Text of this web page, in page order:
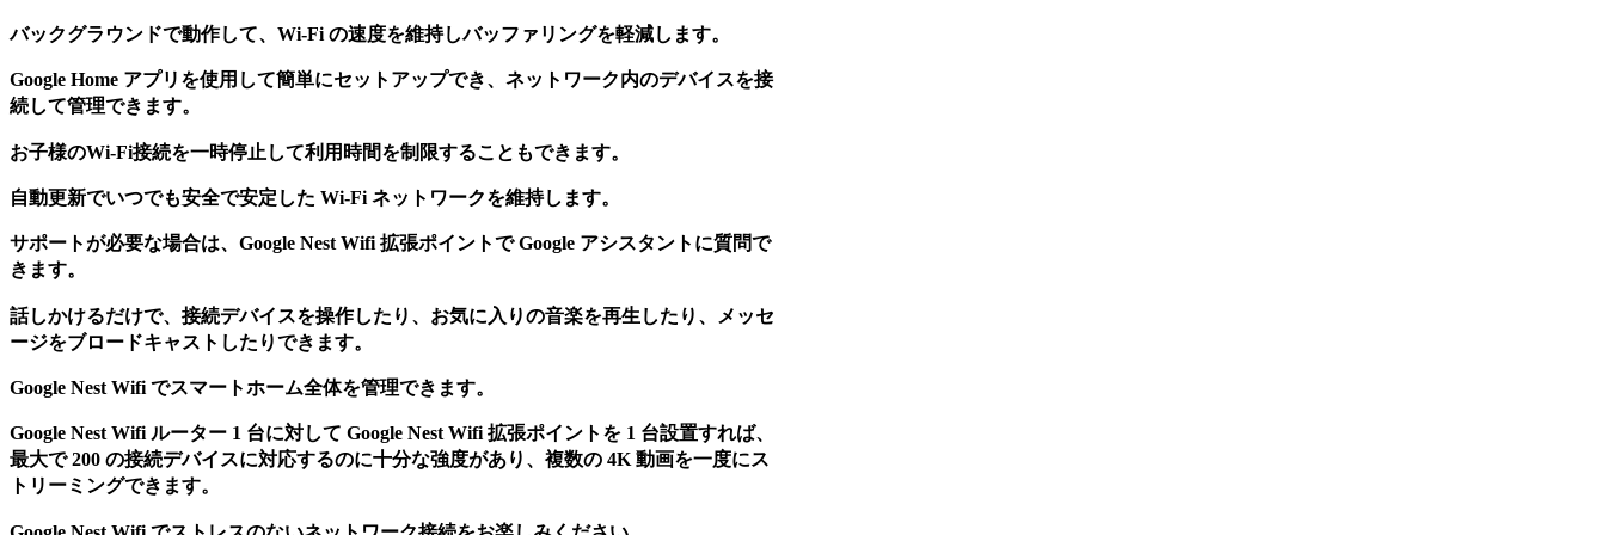
バックグラウンドで動作して、Wi-Fi の速度を維持しバッファリングを軽減します。
Google Home アプリを使用して簡単にセットアップでき、ネットワーク内のデバイスを接
続して管理できます。
お子様のWi-Fi接続を一時停止して利用時間を制限することもできます。
自動更新でいつでも安全で安定した Wi-Fi ネットワークを維持します。
サポートが必要な場合は、Google Nest Wifi 拡張ポイントで Google アシスタントに質問で
きます。
話しかけるだけで、接続デバイスを操作したり、お気に入りの音楽を再生したり、メッセ
ージをブロードキャストしたりできます。
Google Nest Wifi でスマートホーム全体を管理できます。
Google Nest Wifi ルーター 1 台に対して Google Nest Wifi 拡張ポイントを 1 台設置すれば、
最大で 200 の接続デバイスに対応するのに十分な強度があり、複数の 4K 動画を一度にス
トリーミングできます。